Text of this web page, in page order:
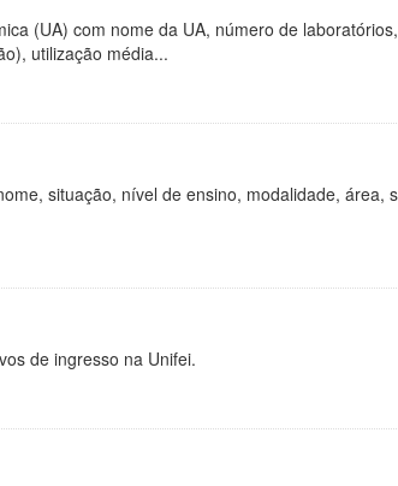
(UA) com nome da UA, número de
utilização média...
situação, nível de ensino, modalidade, área,
de ingresso na Unifei.